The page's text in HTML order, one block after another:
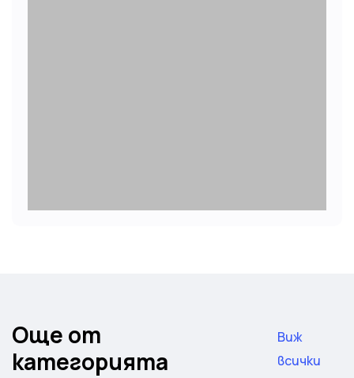
Още от
категорията
Виж
всички